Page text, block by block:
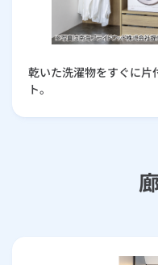
乾いた洗濯物をすぐに片
ト。